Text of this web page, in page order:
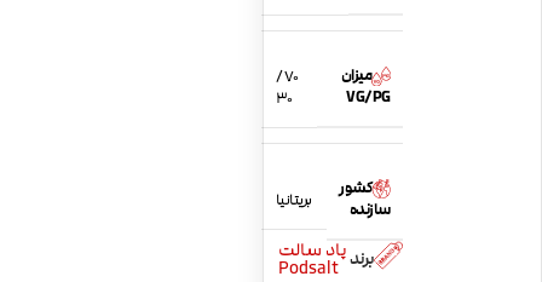
میزان
VG/PG
70 /
30
کشور
سازنده
بریتانیا
برندپاد سالت
Podsalt